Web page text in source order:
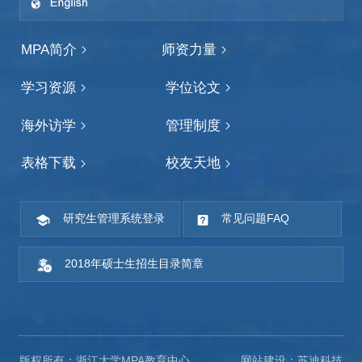
MPA简介 师资力量
学习资源 学位论文
海外访学 管理制度
表格下载 校友天地
研究生管理系统登录 常见问题FAQ
2018年硕士生招生目录简章